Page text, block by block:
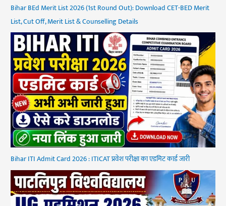
Bihar BEd Merit List 2026 (1st Round Out): Download CET-BED Merit
List, Cut Off, Merit List & Counselling Details
Bihar ITI Admit Card 2026 : ITICAT प्रवेश परीक्षा का एडमिट कार्ड जारी